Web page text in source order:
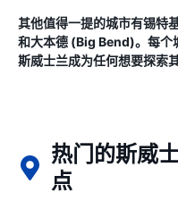
其他值得一提的城市有锡
和大本德 (Big Bend)。每个
斯威士兰成为任何想要探索
热门的斯威
点